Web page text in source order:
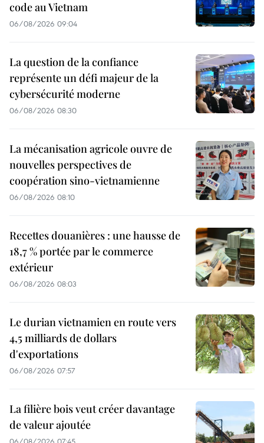
code au Vietnam
06/08/2026 09:04
La question de la confiance
représente un défi majeur de la
cybersécurité moderne
06/08/2026 08:30
La mécanisation agricole ouvre de
nouvelles perspectives de
coopération sino-vietnamienne
06/08/2026 08:10
Recettes douanières : une hausse de
18,7 % portée par le commerce
extérieur
06/08/2026 08:03
Le durian vietnamien en route vers
4,5 milliards de dollars
d'exportations
06/08/2026 07:57
La filière bois veut créer davantage
de valeur ajoutée